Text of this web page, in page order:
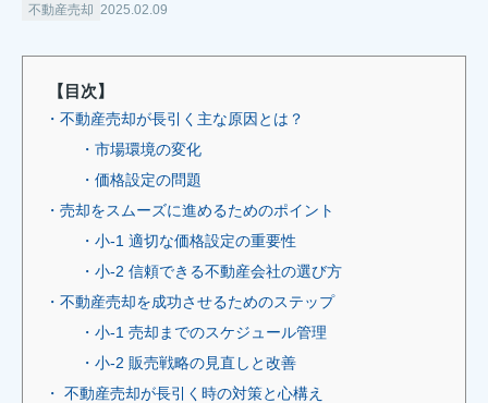
不動産売却 2025.02.09
【目次】
・不動産売却が長引く主な原因とは？
・市場環境の変化
・価格設定の問題
・売却をスムーズに進めるためのポイント
・小-1 適切な価格設定の重要性
・小-2 信頼できる不動産会社の選び方
・不動産売却を成功させるためのステップ
・小-1 売却までのスケジュール管理
・小-2 販売戦略の見直しと改善
・ 不動産売却が長引く時の対策と心構え